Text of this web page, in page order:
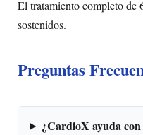
El tratamiento completo de
sostenidos.
Preguntas
¿CardioX ayuda